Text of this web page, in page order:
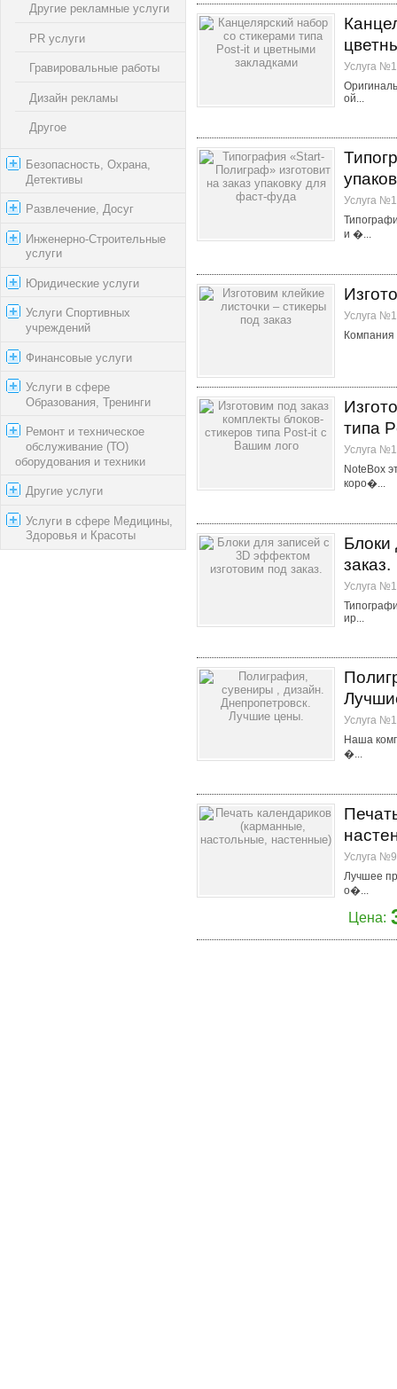
Другие рекламные услуги
PR услуги
Гравировальные работы
Дизайн рекламы
Другое
Безопасность, Охрана,
Детективы
Развлечение, Досуг
Инженерно-Строительные
услуги
Юридические услуги
Услуги Спортивных
учреждений
Финансовые услуги
Услуги в сфере
Образования, Тренинги
Ремонт и техническое
обслуживание (ТО)
оборудования и техники
Другие услуги
Услуги в сфере Медицины,
Здоровья и Красоты
Услуга
ой...
Услуга
и �...
Услуга
Компания
типа
Услуга
NoteBox
коро�...
Блоки
заказ.
Услуга
ир...
Услуга
Наша
�...
Услуга
Лучшее
о�...
Цена: